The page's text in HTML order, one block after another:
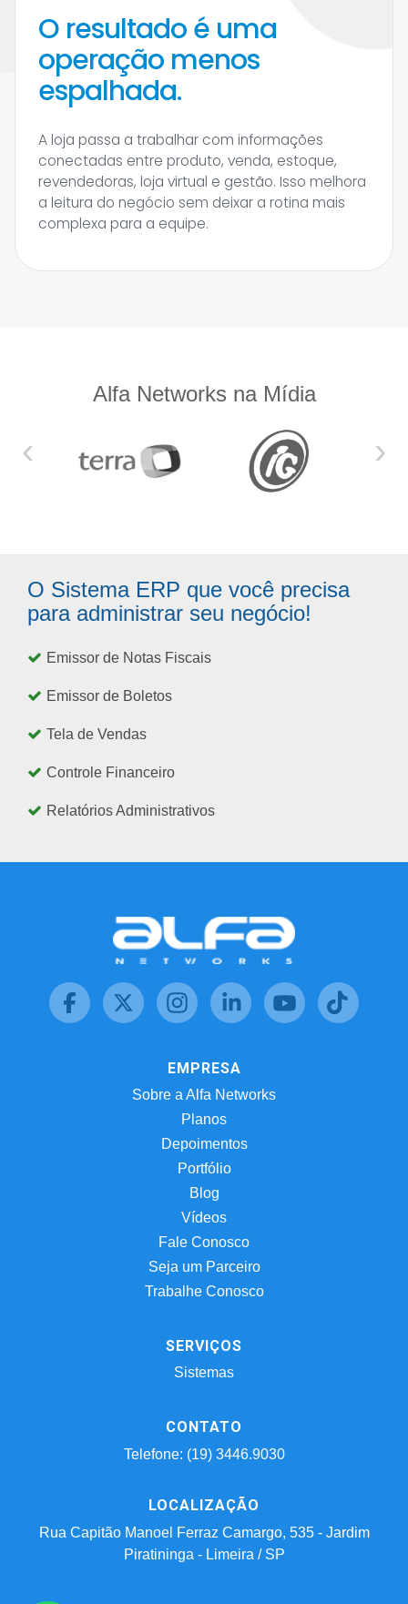
O resultado é uma
operação menos
espalhada.
A loja passa a trabalhar com informações
conectadas entre produto, venda, estoque,
revendedoras, loja virtual e gestão. Isso melhora
a leitura do negócio sem deixar a rotina mais
complexa para a equipe.
Alfa Networks na Mídia
‹ ›
O Sistema ERP que você precisa
para administrar seu negócio!
Emissor de Notas Fiscais
Emissor de Boletos
Tela de Vendas
Controle Financeiro
Relatórios Administrativos
EMPRESA
Sobre a Alfa Networks
Planos
Depoimentos
Portfólio
Blog
Vídeos
Fale Conosco
Seja um Parceiro
Trabalhe Conosco
SERVIÇOS
Sistemas
CONTATO
Telefone: (19) 3446.9030
LOCALIZAÇÃO
Rua Capitão Manoel Ferraz Camargo, 535 - Jardim
Piratininga - Limeira / SP